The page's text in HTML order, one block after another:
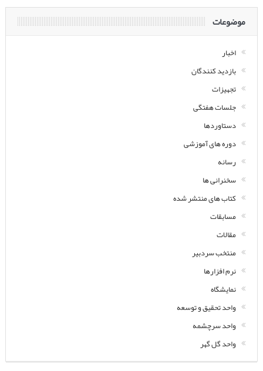
اخبار
بازدید کنندگان
تجهیزات
جلسات هفتگی
دستاوردها
کتاب های منتشر شده
مسابقات
منتخب سردبیر
نرم افزارها
نمایشگاه
واحد تحقیق و توسعه
واحد سرچشمه
واحد گل گهر